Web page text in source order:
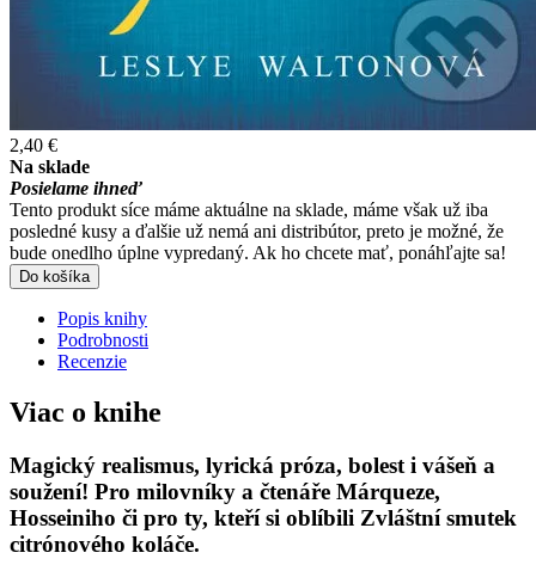
2,40 €
Na sklade
Posielame ihneď
Tento produkt síce máme aktuálne na sklade, máme však už iba
posledné kusy a ďalšie už nemá ani distribútor, preto je možné, že
bude onedlho úplne vypredaný. Ak ho chcete mať, ponáhľajte sa!
Do košíka
Popis knihy
Podrobnosti
Recenzie
Viac o knihe
Magický realismus, lyrická próza, bolest i vášeň a
soužení! Pro milovníky a čtenáře Márqueze,
Hosseiniho či pro ty, kteří si oblíbili Zvláštní smutek
citrónového koláče.